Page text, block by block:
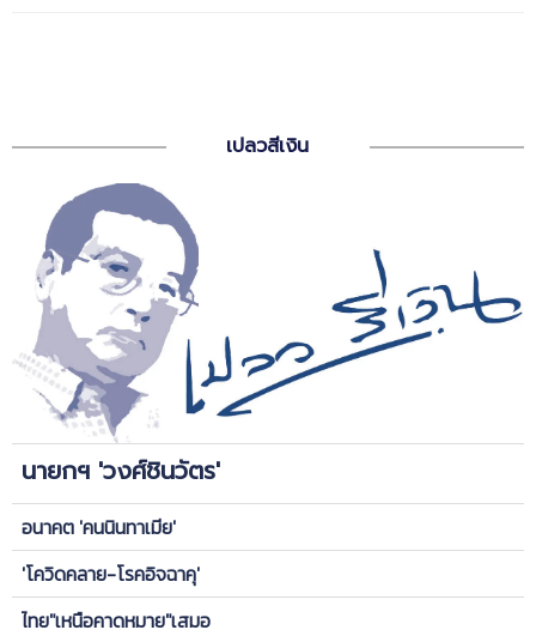
เปลวสีเงิน
นายกฯ 'วงศ์ชินวัตร'
อนาคต 'คนนินทาเมีย'
'โควิดคลาย-โรคอิจฉาคุ'
ไทย"เหนือคาดหมาย"เสมอ